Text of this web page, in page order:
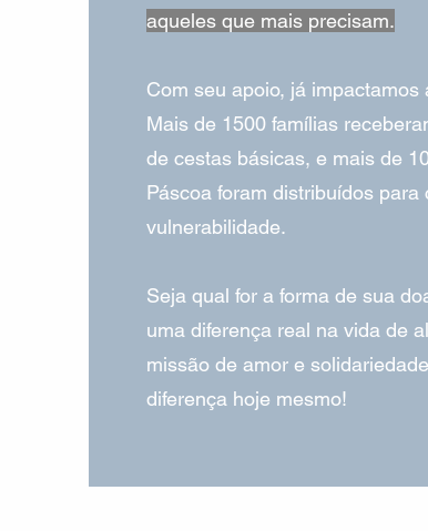
aqueles que mais precisam.
Com seu apoio, já
Mais de 1500 famílias
de cestas básicas, e mais de
Páscoa foram distribuídos
vulnerabilidade.
Seja qual for a forma de sua
uma diferença real na vida de
missão de amor e
diferença hoje mesmo!